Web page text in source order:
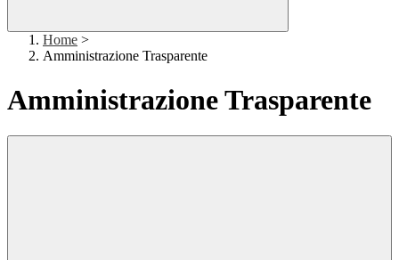
Home >
Amministrazione Trasparente
Amministrazione Trasparente